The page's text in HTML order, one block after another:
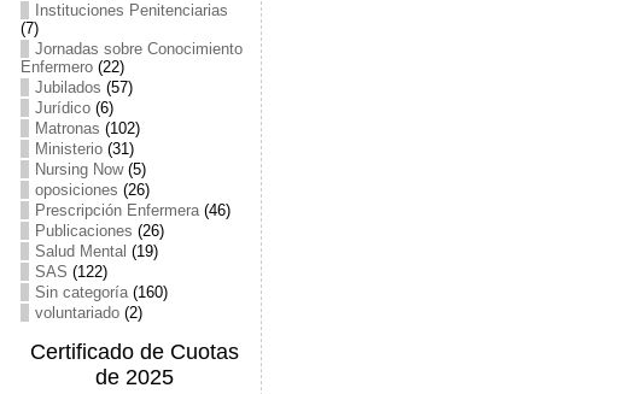
Instituciones Penitenciarias
(7)
Jornadas sobre Conocimiento
Enfermero(22)
Jubilados (57)
Jurídico(6)
Matronas (102)
Ministerio(31)
Nursing Now(5)
oposiciones (26)
Prescripción Enfermera(46)
Publicaciones (26)
Salud Mental (19)
SAS (122)
Sin categoría(160)
voluntariado(2)
Certificado de Cuotas
de 2025